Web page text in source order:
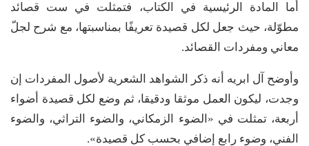
أما المادة الرئيسية في الكتاب، فتمثلت في ست قصائد
مطوّلة، حيث جعل لكل قصيدة تعريفًا بمناسبتها، مع شرح لجلّ
معاني ومفردات القصائد.
وأوضح آل ابريه أنه ذكر الشواهد الشعرية لأصول المفردات إن
وجدت، ليكون العمل موثقا ودقيقا، ثم وضع لكل قصيدة أضواء
أربعة، تمثلت في «الضوء الزمكاني، والضوء التراثي، والضوء
الفني، وضوء رابع إضافي بحسب كل قصيدة».